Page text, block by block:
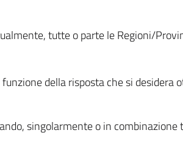
tutte o parte le Regioni/
della risposta che si desidera
singolarmente o in combinazione